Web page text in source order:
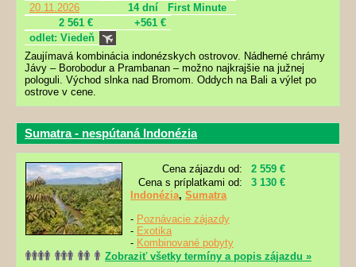
20.11.2026
14 dní
First Minute
2 561 €
+561 €
odlet: Viedeň
Zaujímavá kombinácia indonézskych ostrovov. Nádherné chrámy
Jávy – Borobodur a Prambanan – možno najkrajšie na južnej
pologuli. Východ slnka nad Bromom. Oddych na Bali a výlet po
ostrove v cene.
Sumatra - nespútaná Indonézia
Cena zájazdu od:
2 559 €
Cena s príplatkami od:
3 130 €
Indonézia, Sumatra
- Poznávacie zájazdy
- Exotika
- Kombinované pobyty
Zobraziť všetky termíny a popis zájazdu »